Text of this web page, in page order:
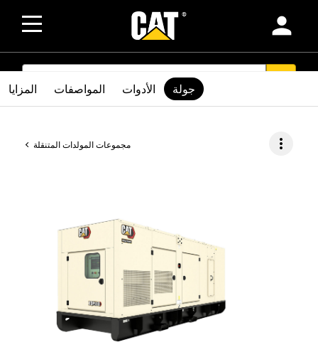
person
SEARCH
مجموعات المولدات المتنقلة more_vert
المزايا المواصفات الأدوات جولة